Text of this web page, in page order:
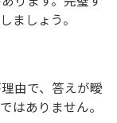
ましょう。
由で、答えが曖
はありません。